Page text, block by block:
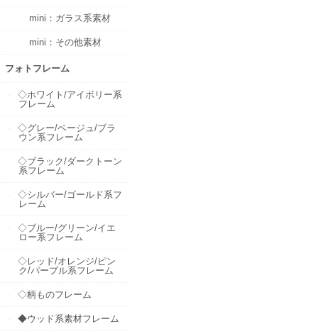
mini：ガラス系素材
mini：その他素材
フォトフレーム
◇ホワイト/アイボリー系
フレーム
◇グレー/ベージュ/ブラ
ウン系フレーム
◇ブラック/ダークトーン
系フレーム
◇シルバー/ゴールド系フ
レーム
◇ブルー/グリーン/イエ
ロー系フレーム
◇レッド/オレンジ/ピン
ク/パープル系フレーム
◇柄ものフレーム
◆ウッド系素材フレーム